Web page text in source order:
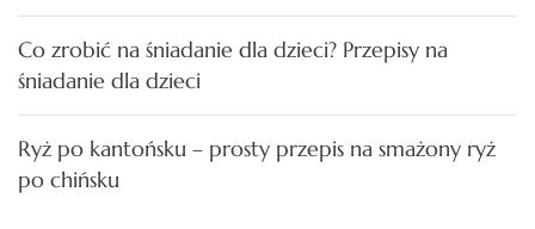
Co zrobić na śniadanie dla dzieci? Przepisy na
śniadanie dla dzieci
Ryż po kantońsku – prosty przepis na smażony ryż
po chińsku